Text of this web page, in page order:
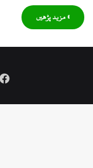
» مزید پڑھیں